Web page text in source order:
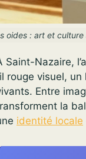
oides : art et
Saint-Nazaire,
rouge visuel,
Entre
la
identité locale